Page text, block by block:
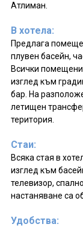
Атлиман.
В хотела:
Предлага
плувен басейн,
Всички
изглед към
бар. На
летищен
територия.
Стаи:
Всяка стая в
изглед към
телевизор,
настаняване са
Удобства: